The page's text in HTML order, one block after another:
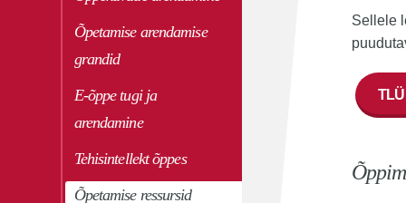
Õpetamise arendamise
grandid
E-õppe tugi ja
arendamine
Tehisintellekt õppes
Õpetamise ressursid
Sellele